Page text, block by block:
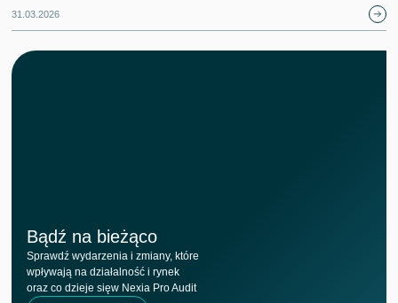
31.03.2026
Bądź na bieżąco
Sprawdź wydarzenia i zmiany, które
wpływają na działalność i rynek
oraz co dzieje sięw Nexia Pro Audit